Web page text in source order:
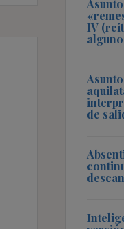
IV
de